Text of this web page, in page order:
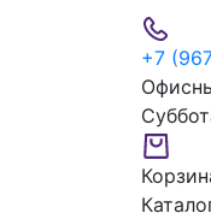
+7